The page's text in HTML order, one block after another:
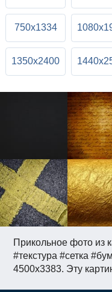
Прикольное фото из
#текстура #сетка
4500x3383. Эту
750x1334
1350x2400